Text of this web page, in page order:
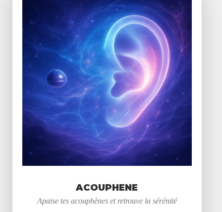
ACOUPHENE
Apaise tes acouphènes et retrouve la sérénité